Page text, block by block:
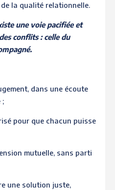
la qualité relationnelle.
une voie pacifiée et
conflits : celle du
dans une écoute
;
pour que chacun puisse
mutuelle, sans parti
une solution juste,